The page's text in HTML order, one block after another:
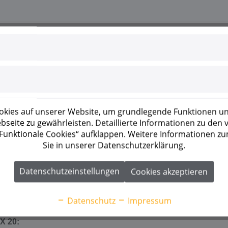
sowohl private als auch gewerbliche Anwendungen. Mit
bis zu 135 kVA integriert werden. Der Wechselrichter bietet
den zentralen NA-Schutz.
bereits vorhanden
Sunny Portal, SHM 2.0 und Data Manager
Typ 1+2
20:
auf unserer Website, um grundlegende Funktionen
zu gewährleisten. Detaillierte Informationen zu den
Cookies“ aufklappen. Weitere Informationen
Sie in unserer Datenschutzerklärung.
Datenschutzeinstellungen Cookies akzeptieren
Datenschutz Impressum